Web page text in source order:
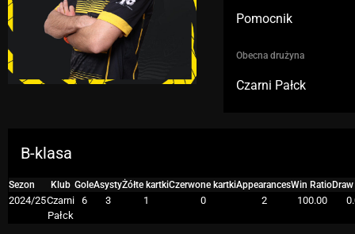
Pomocnik
Obecna drużyna
Czarni Pałck
B-klasa
Sezon Klub GoleAsystyŻółte kartkiCzerwone kartkiAppearancesWin Ratio
2024/25Czarni
Pałck
6 3 1 0 2 100.00